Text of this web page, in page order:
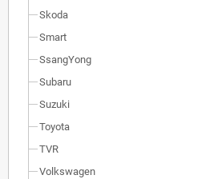
Skoda
Smart
SsangYong
Subaru
Suzuki
Toyota
TVR
Volkswagen